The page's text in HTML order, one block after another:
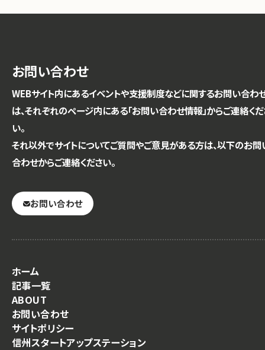
お問い合わせ
WEBサイト内にあるイベントや支援制度などに関するお問い合わ
は、それぞれのページ内にある「お問い合わせ情報」からご連絡く
い。
それ以外でサイトについてご質問やご意見がある方は、以下のお問
合わせからご連絡ください。
お問い合わせ
ホーム
記事一覧
ABOUT
お問い合わせ
サイトポリシー
信州スタートアップステーション